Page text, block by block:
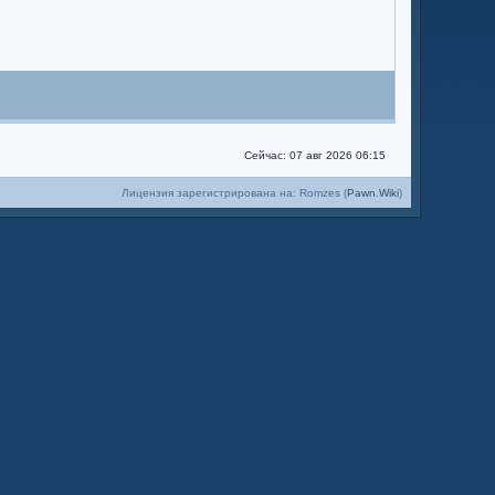
Сейчас: 07 авг 2026 06:15
Лицензия зарегистрирована на: Romzes (Pawn.Wiki)